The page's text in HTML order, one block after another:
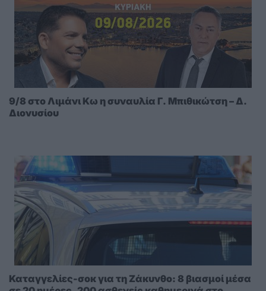
9/8 στο Λιμάνι Κω η συναυλία Γ. Μπιθικώτση – Δ.
Διονυσίου
Καταγγελίες-σοκ για τη Ζάκυνθο: 8 βιασμοί μέσα